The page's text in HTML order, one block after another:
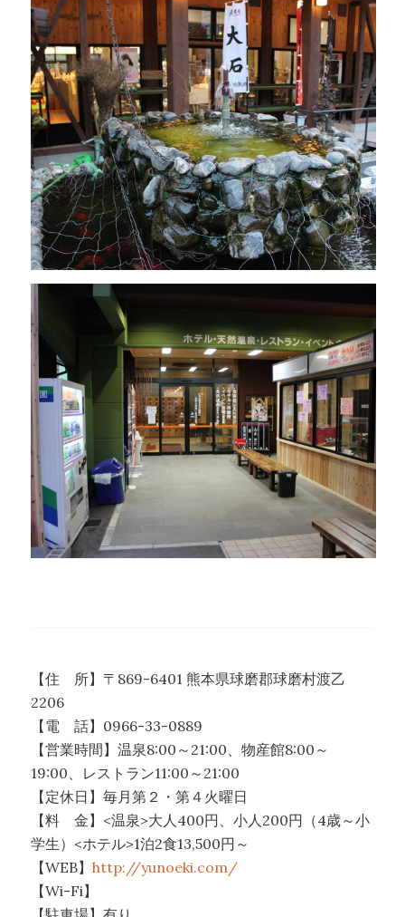
【住 所】〒869-6401 熊本県球磨郡球磨村渡乙
2206
【電 話】0966-33-0889
【営業時間】温泉8:00～21:00、物産館8:00～
19:00、レストラン11:00～21:00
【定休日】毎月第２・第４火曜日
【料 金】<温泉>大人400円、小人200円（4歳～小
学生）<ホテル>1泊2食13,500円～
【WEB】 http://yunoeki.com/
【Wi-Fi】